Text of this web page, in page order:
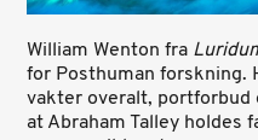
William Wenton fra
for Posthuman forskning.
vakter overalt, portforbud
at Abraham Talley holdes